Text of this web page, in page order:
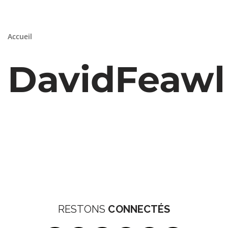
Accueil
DavidFeawl
RESTONS CONNECTÉS